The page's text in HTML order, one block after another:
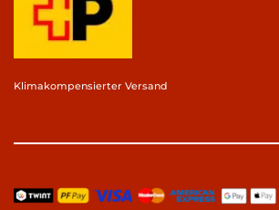
Klimakompensierter Versand